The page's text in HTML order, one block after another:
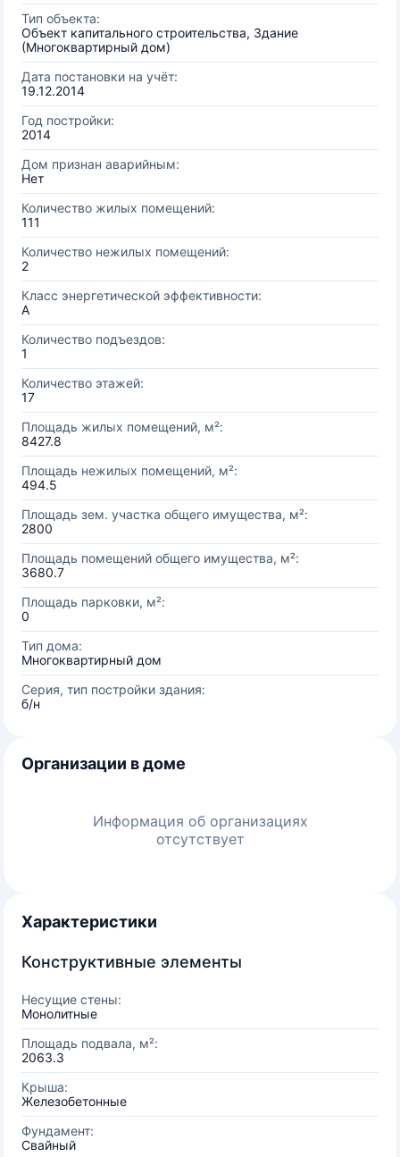
Тип объекта:
Объект капитального строительства, Здание
(Многоквартирный дом)
Дата постановки на учёт:
19.12.2014
Год постройки:
2014
Дом признан аварийным:
Нет
Количество жилых помещений:
111
Количество нежилых помещений:
2
Класс энергетической эффективности:
A
Количество подъездов:
1
Количество этажей:
17
Площадь жилых помещений, м²:
8427.8
Площадь нежилых помещений, м²:
494.5
Площадь зем. участка общего имущества, м²:
2800
Площадь помещений общего имущества, м²:
3680.7
Площадь парковки, м²:
0
Тип дома:
Многоквартирный дом
Серия, тип постройки здания:
б/н
Организации в доме
Информация об организациях
отсутствует
Характеристики
Конструктивные элементы
Несущие стены:
Монолитные
Площадь подвала, м²:
2063.3
Крыша:
Железобетонные
Фундамент:
Свайный